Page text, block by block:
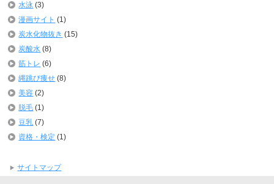
水泳 (3)
漫画サイト (1)
炭水化物抜き (15)
炭酸水 (8)
筋トレ (6)
縄跳び痩せ (8)
美容 (2)
脱毛 (1)
豆乳 (7)
資格・検定 (1)
サイトマップ